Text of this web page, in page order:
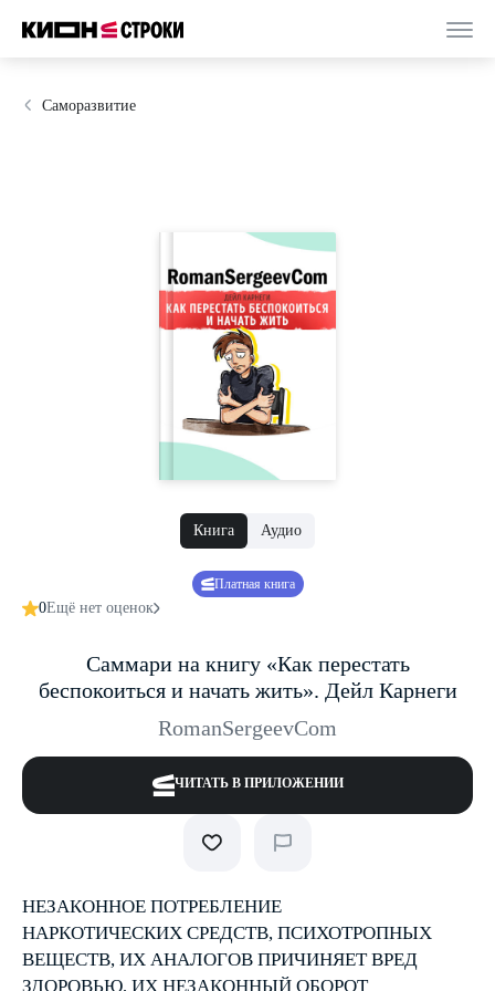
Саморазвитие
Книга Аудио
Платная книга
0Ещё нет оценок
Саммари на книгу «Как перестать
беспокоиться и начать жить». Дейл Карнеги
RomanSergeevCom
ЧИТАТЬ В ПРИЛОЖЕНИИ
НЕЗАКОННОЕ ПОТРЕБЛЕНИЕ
НАРКОТИЧЕСКИХ СРЕДСТВ, ПСИХОТРОПНЫХ
ВЕЩЕСТВ, ИХ АНАЛОГОВ ПРИЧИНЯЕТ ВРЕД
ЗДОРОВЬЮ, ИХ НЕЗАКОННЫЙ ОБОРОТ